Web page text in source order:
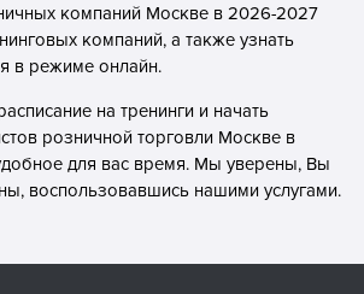
компаний Москве в 2026-2027
компаний, а также узнать
в режиме онлайн.
на тренинги и начать
розничной торговли Москве в
для вас время. Мы уверены, Вы
воспользовавшись нашими услугами.